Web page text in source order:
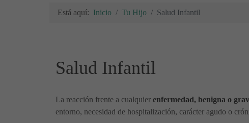
Está aquí: Inicio Tu Hijo Salud Infantil
Salud Infantil
La reacción frente a cualquier enfermedad, benigna o
entorno, necesidad de hospitalización, carácter agudo o